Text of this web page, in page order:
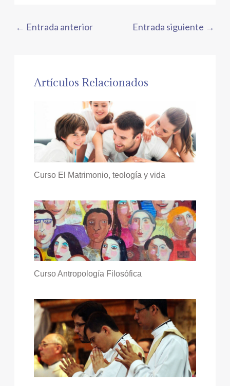
← Entrada anterior Entrada siguiente →
Artículos Relacionados
Curso El Matrimonio, teología y vida
Curso Antropología Filosófica